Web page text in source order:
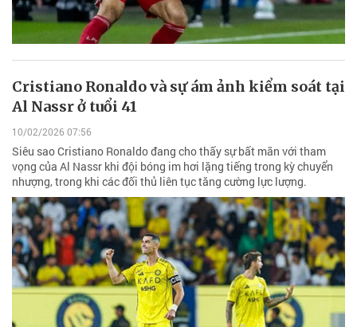
Cristiano Ronaldo và sự ám ảnh kiểm soát tại
Al Nassr ở tuổi 41
10/02/2026 07:56
Siêu sao Cristiano Ronaldo đang cho thấy sự bất mãn với tham
vọng của Al Nassr khi đội bóng im hơi lặng tiếng trong kỳ chuyển
nhượng, trong khi các đối thủ liên tục tăng cường lực lượng.